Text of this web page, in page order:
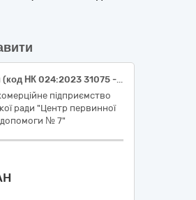
Медичні матеріали (код НК 024:2023 31075 - Калоприймач для кишкової стоми відкритого типу, однокомпонентний: калоприймач Coloplast 17500 Alterna Free однокомпонентний, відкритий, непрозорий, отвір 12-75 мм або еквівалент)
підприємство
ради "Центр первинної
допомоги № 7"